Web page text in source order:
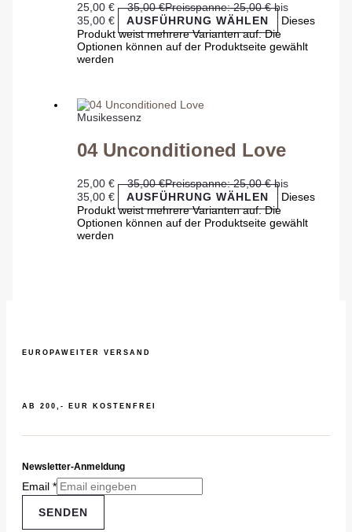
25,00 € –35,00€Preisspanne: 25,00 € bis
35,00 €
AUSFÜHRUNG WÄHLEN
Dieses
Produkt weist mehrere Varianten auf. Die
Optionen können auf der Produktseite gewählt
werden
Musikessenz
04 Unconditioned Love
25,00 € –35,00€Preisspanne: 25,00 € bis
35,00 €
AUSFÜHRUNG WÄHLEN
Dieses
Produkt weist mehrere Varianten auf. Die
Optionen können auf der Produktseite gewählt
werden
EUROPAWEITER VERSAND
AB 200,- EUR KOSTENFREI
Newsletter-Anmeldung
Email *
SENDEN